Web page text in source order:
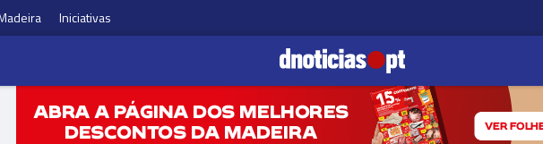
Iniciativas